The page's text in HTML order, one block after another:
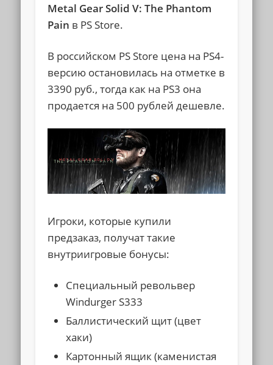
Metal Gear Solid V: The Phantom
Pain в PS Store.
В российском PS Store цена на PS4-
версию остановилась на отметке в
3390 руб., тогда как на PS3 она
продается на 500 рублей дешевле.
Игроки, которые купили
предзаказ, получат такие
внутриигровые бонусы:
Специальный револьвер
Windurger S333
Баллистический щит (цвет
хаки)
Картонный ящик (каменистая